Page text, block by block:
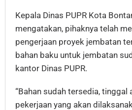
Kepala Dinas PUPR Kota
mengatakan, pihaknya telah
pengerjaan proyek jembatan
bahan baku untuk jembatan
kantor Dinas PUPR.
“Bahan sudah tersedia, tinggal
pekerjaan yang akan